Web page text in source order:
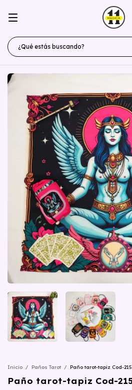
Inicio / Paños Tarot / Paño tarot-tapiz Cod-215
Paño tarot-tapiz Cod-